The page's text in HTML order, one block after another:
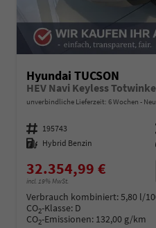
Hyundai TUCSON
HEV Navi Keyless
unverbindliche Lieferzeit: 6 Wochen
Fahrzeugnummer 195743
Kraftstoff Hybrid Benzin
32.354,99 €
incl. 19% MwSt.
Verbrauch kombiniert:5,80 l/
CO2-Klasse: D
CO2-Emissionen: 132,00 g/km